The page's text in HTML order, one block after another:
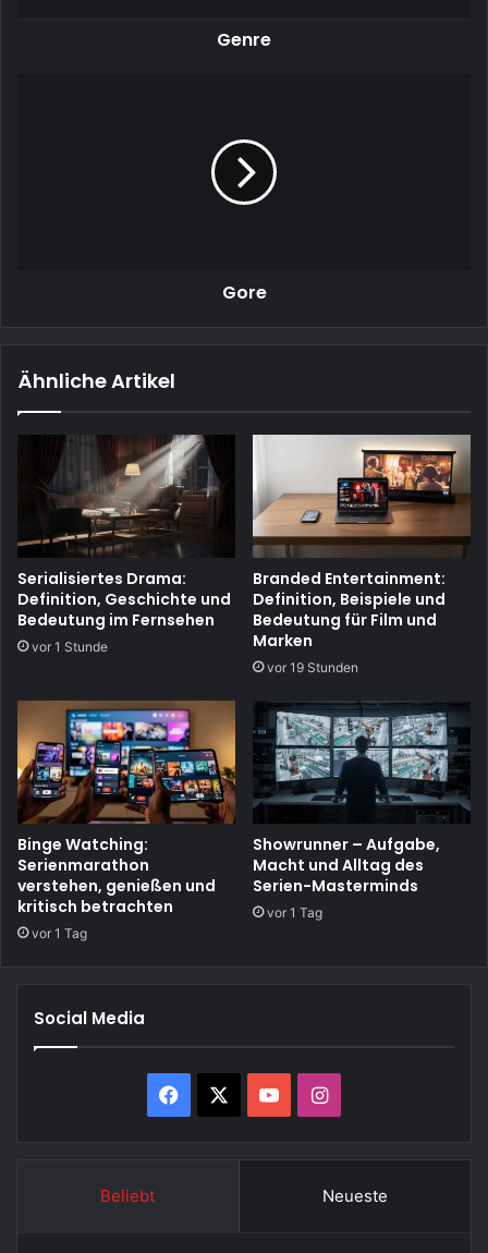
Genre
Gore
Ähnliche Artikel
Serialisiertes Drama:
Definition, Geschichte und
Bedeutung im Fernsehen
vor 1 Stunde
Branded Entertainment:
Definition, Beispiele und
Bedeutung für Film und
Marken
vor 19 Stunden
Binge Watching:
Serienmarathon
verstehen, genießen und
kritisch betrachten
vor 1 Tag
Showrunner – Aufgabe,
Macht und Alltag des
Serien-Masterminds
vor 1 Tag
Social Media
Facebook YouTubeInstagram
Beliebt Neueste